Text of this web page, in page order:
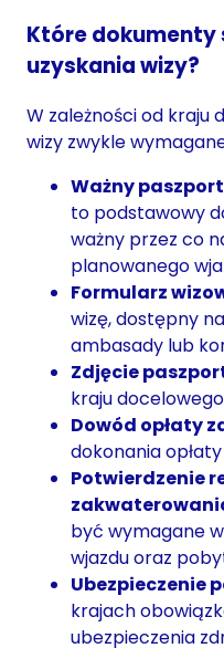
Które dokumenty
uzyskania wizy?
W zależności od kraju
wizy zwykle
Ważny paszport
to podstawowy
ważny przez co
planowanego
Formularz
wizę, dostępny
ambasady lub
Zdjęcie
kraju
Dowód opłaty
dokonania
Potwierdzenie
być wymagane
wjazdu oraz
Ubezpieczenie
krajach
ubezpieczenia